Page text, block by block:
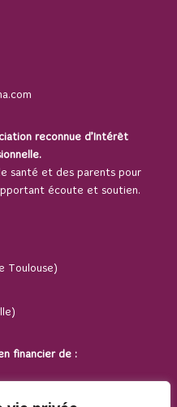
reconnue d’Intérêt
santé et des parents pour
écoute et soutien.
Toulouse)
financier de :